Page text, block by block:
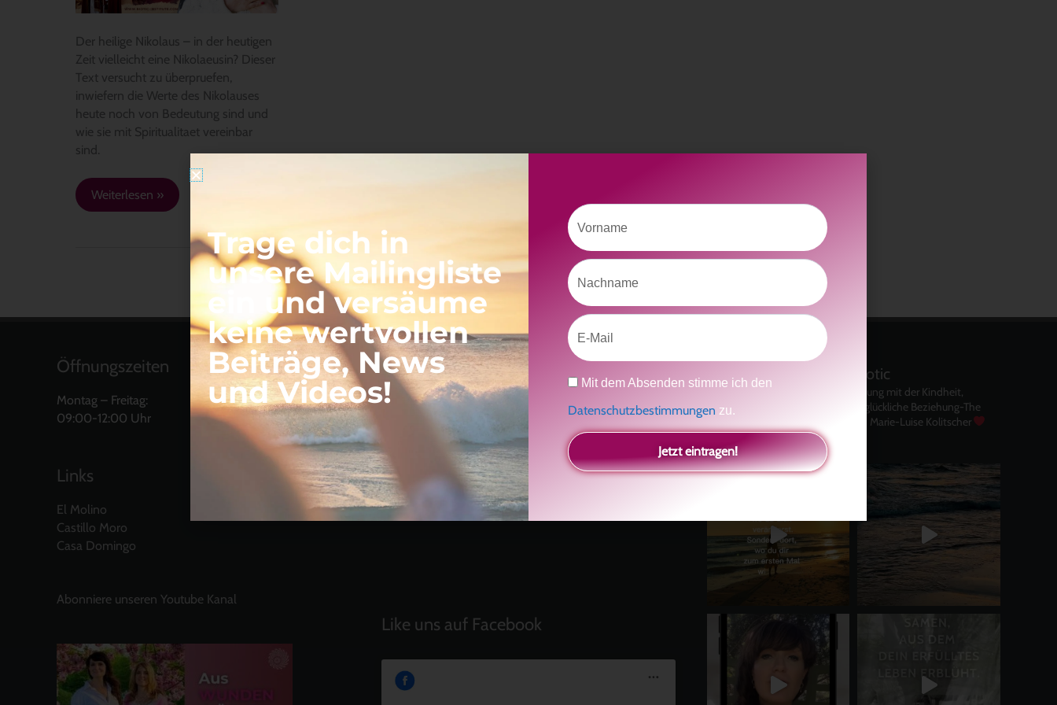
Der heilige Nikolaus – in der heutigen
Zeit vielleicht eine Nikolaeusin? Dieser
Text versucht zu überpruefen,
inwiefern die Werte des Nikolauses
heute noch von Bedeutung sind und
wie sie mit Spiritualitaet vereinbar
sind.
Weiterlesen »
Öffnungszeiten
Montag – Freitag:
09:00-12:00 Uhr
Links
El Molino
Castillo Moro
Casa Domingo
Abonniere unseren Youtube Kanal
Neueste Beiträge
Ein Geschenk für dich
Der Teil von dir, der gesehen werden möchte
Vielleicht geht es gar nicht darum, noch mehr zu
verstehen
Manchmal braucht es einfach eine kleine Auszeit
Like uns auf Facebook
kolitscher.by.biotic
Selbstliebe, Aussöhnung mit der Kindheit,
Potenzial entfalten, glückliche Beziehung-The
Asha und Marie-Luise Kolitscher
Sisterlove
Trage dich in
unsere Mailingliste
ein und versäume
keine wertvollen
Beiträge, News
und Videos!
Vorname
Nachname
Email
Datenschutz
Mit dem Absenden stimme ich den
Datenschutzbestimmungen zu.
Jetzt eintragen!